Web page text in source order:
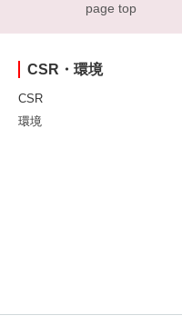
page top
CSR・環境
CSR
環境